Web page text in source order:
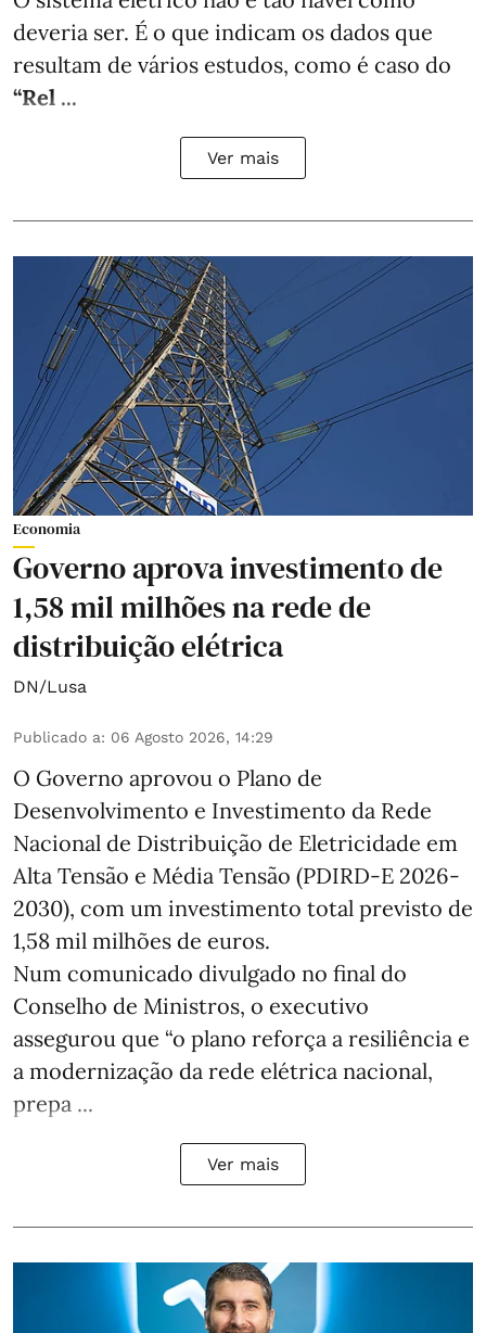
deveria ser. É o que indicam os dados que
resultam de vários estudos, como é caso do
“Rel ...
Ver mais
Economia
Governo aprova investimento de
1,58 mil milhões na rede de
distribuição elétrica
DN/Lusa
Publicado a: 06 Agosto 2026, 14:29
O Governo aprovou o Plano de
Desenvolvimento e Investimento da Rede
Nacional de Distribuição de Eletricidade em
Alta Tensão e Média Tensão (PDIRD-E 2026-
2030), com um investimento total previsto de
1,58 mil milhões de euros.
Num comunicado divulgado no final do
Conselho de Ministros, o executivo
assegurou que “o plano reforça a resiliência e
a modernização da rede elétrica nacional,
prepa ...
Ver mais